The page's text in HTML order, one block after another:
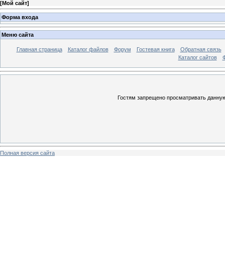
[Мой сайт]
Форма входа
Меню сайта
Главная страница Каталог файлов Форум Гостевая книга
Обратная связь
Каталог сайтов
Гостям запрещено просматривать
Полная версия сайта